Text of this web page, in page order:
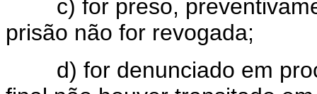
c) for preso,
prisão não for revogada;
d) for denunciado em